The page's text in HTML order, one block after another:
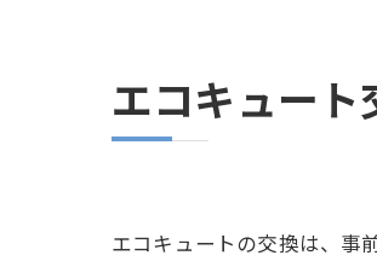
エコキュート
エコキュートの交換は、事